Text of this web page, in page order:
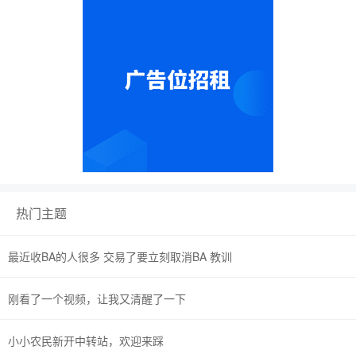
热门主题
最近收BA的人很多 交易了要立刻取消BA 教训
刚看了一个视频，让我又清醒了一下
小小农民新开中转站，欢迎来踩